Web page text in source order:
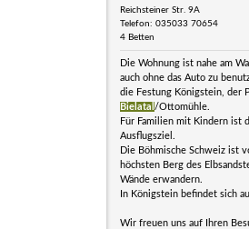
Reichsteiner Str. 9A
Telefon: 035033 70654
4 Betten
Die Wohnung ist nahe am
auch ohne das Auto zu
die Festung Königstein, der
Bielatal /Ottomühle.
Für Familien mit Kindern ist
Ausflugsziel.
Die Böhmische Schweiz ist
höchsten Berg des
Wände erwandern.
In Königstein befindet sich
Wir freuen uns auf Ihren